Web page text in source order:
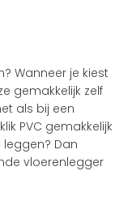
Wanneer je kiest
gemakkelijk zelf
als bij een
PVC gemakkelijk
leggen? Dan
vloerenlegger